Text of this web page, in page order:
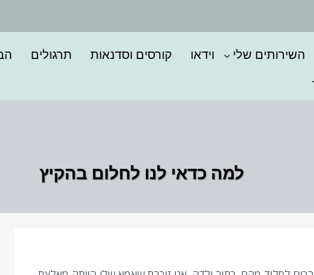
השירותים שלי וידאו קורסים וסדנאות תרגולים
למה כדאי לנו לחלום בהקיץ